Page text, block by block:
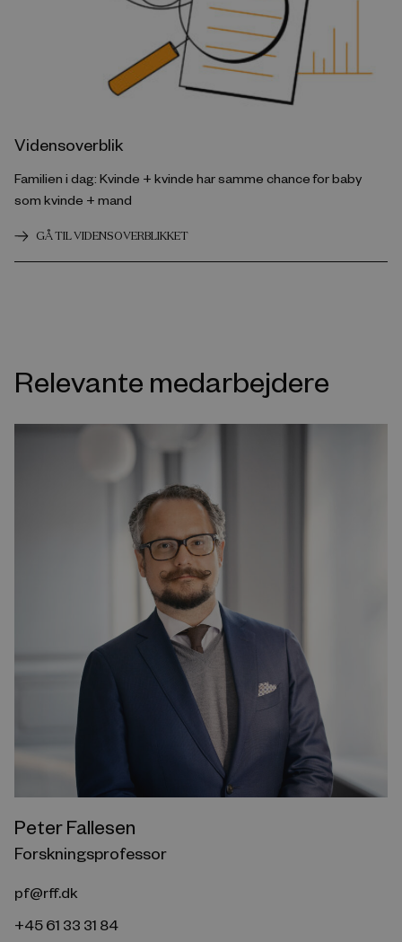
Vidensoverblik
Familien i dag: Kvinde + kvinde har samme chance for baby
som kvinde + mand
GÅ TIL VIDENSOVERBLIKKET
Relevante medarbejdere
Peter Fallesen
Forskningsprofessor
pf@rff.dk
+45 61 33 31 84